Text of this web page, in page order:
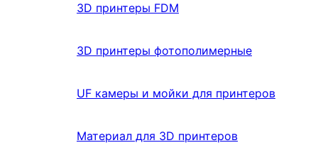
3D принтеры FDM
3D принтеры фотополимерные
UF камеры и мойки для принтеров
Материал для 3D принтеров